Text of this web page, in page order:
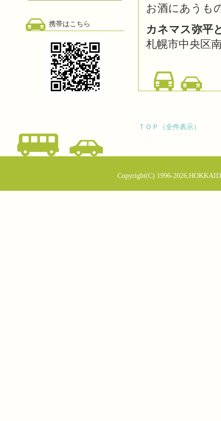
携帯はこちら
お酒にあうも
カネマス弥平
札幌市中央区
ＴＯＰ（全件表示）
Copyright(C) 1996-